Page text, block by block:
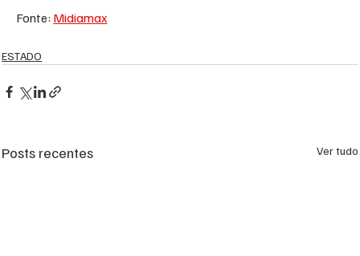
Fonte: Midiamax
ESTADO
Posts recentes Ver tudo